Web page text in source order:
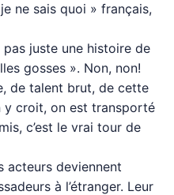
ne sais quoi » français,
juste une histoire de
gosses ». Non, non!
de talent brut, de cette
y croit, on est transporté
c’est le vrai tour de
acteurs deviennent
à l’étranger. Leur